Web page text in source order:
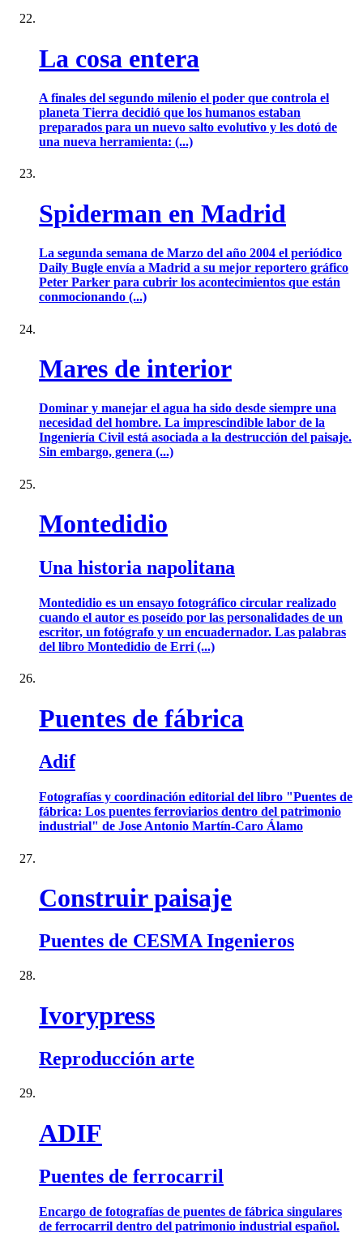
La cosa entera
A finales del segundo milenio el poder que controla el
planeta Tierra decidió que los humanos estaban
preparados para un nuevo salto evolutivo y les dotó de
una nueva herramienta: (...)
Spiderman en Madrid
La segunda semana de Marzo del año 2004 el periódico
Daily Bugle envía a Madrid a su mejor reportero gráfico
Peter Parker para cubrir los acontecimientos que están
conmocionando (...)
Mares de interior
Dominar y manejar el agua ha sido desde siempre una
necesidad del hombre. La imprescindible labor de la
Ingeniería Civil está asociada a la destrucción del paisaje.
Sin embargo, genera (...)
Montedidio
Una historia napolitana
Montedidio es un ensayo fotográfico circular realizado
cuando el autor es poseído por las personalidades de un
escritor, un fotógrafo y un encuadernador. Las palabras
del libro Montedidio de Erri (...)
Puentes de fábrica
Adif
Fotografías y coordinación editorial del libro "Puentes de
fábrica: Los puentes ferroviarios dentro del patrimonio
industrial" de Jose Antonio Martín-Caro Álamo
Construir paisaje
Puentes de CESMA Ingenieros
Ivorypress
Reproducción arte
ADIF
Puentes de ferrocarril
Encargo de fotografías de puentes de fábrica singulares
de ferrocarril dentro del patrimonio industrial español.